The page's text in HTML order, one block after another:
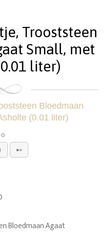
Trooststeen
Small, met
liter)
Bloedmaan Agaat